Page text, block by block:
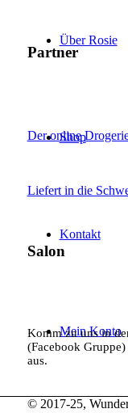
Über Rosie
Shop
Kontakt
Mein Konto
Partner
Der online
Liefert in die
Salon
Komm zu uns in
(Facebook
aus.
© 2017-25,